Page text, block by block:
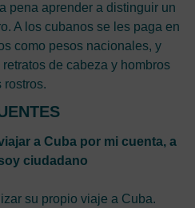
pena aprender a distinguir un
A los cubanos se les paga en
como pesos nacionales, y
de cabeza y hombros
rostros.
a Cuba por mi cuenta, a
ciudadano
su propio viaje a Cuba.